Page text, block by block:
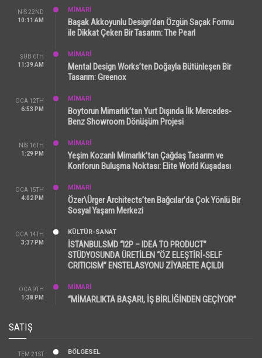
NIS 22ND
10:11 AM
MİMARİ
Başak Akkoyunlu Design’dan Özgün Saçak Formu
ile Dikkat Çeken Bir Tasarım: The Pearl
ŞUB 6TH
11:39 AM
MİMARİ
Mental Design Works’ten Doğayla Bütünleşen Bir
Tasarım: Greenox
OCA 12TH
6:53 PM
MİMARİ
Boytorun Mimarlık’tan Yurt Dışında İlk Mercedes-
Benz Showroom Dönüşüm Projesi
NIS 16TH
1:29 PM
MİMARİ
Yeşim Kozanlı Mimarlık’tan Çağdaş Tasarım ve
Konforun Buluşma Noktası: Elite World Kuşadası
OCA 15TH
4:02 PM
MİMARİ
Özer\Ürger Architects’ten Bağcılar’da Çok Yönlü Bir
Sosyal Yaşam Merkezi
OCA 14TH
3:37 PM
KÜLTÜR-SANAT
İSTANBULSMD “I2P – IDEA TO PRODUCT”
STÜDYOSUNDA ÜRETİLEN “ÖZ ELEŞTİRİ-SELF
CRITICISM” ENSTELASYONU ZİYARETE AÇILDI
OCA 9TH
1:38 PM
MİMARİ
“MİMARLIKTA BAŞARI, İŞ BİRLİĞİNDEN GEÇİYOR”
SATIŞ
TEM 21ST
BÖLGESEL